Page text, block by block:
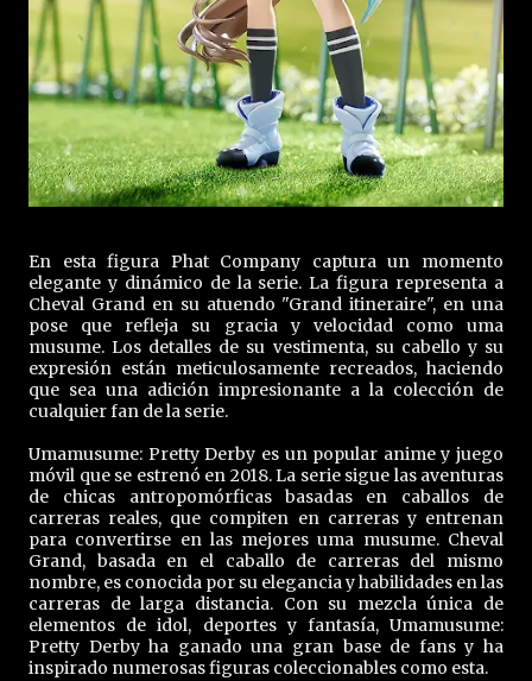
En esta figura Phat Company captura un momento
elegante y dinámico de la serie. La figura representa a
Cheval Grand en su atuendo "Grand itineraire", en una
pose que refleja su gracia y velocidad como uma
musume. Los detalles de su vestimenta, su cabello y su
expresión están meticulosamente recreados, haciendo
que sea una adición impresionante a la colección de
cualquier fan de la serie.
Umamusume: Pretty Derby es un popular anime y juego
móvil que se estrenó en 2018. La serie sigue las aventuras
de chicas antropomórficas basadas en caballos de
carreras reales, que compiten en carreras y entrenan
para convertirse en las mejores uma musume. Cheval
Grand, basada en el caballo de carreras del mismo
nombre, es conocida por su elegancia y habilidades en las
carreras de larga distancia. Con su mezcla única de
elementos de idol, deportes y fantasía, Umamusume:
Pretty Derby ha ganado una gran base de fans y ha
inspirado numerosas figuras coleccionables como esta.